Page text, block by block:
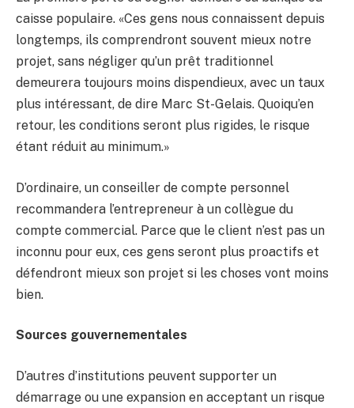
caisse populaire. «Ces gens nous connaissent depuis
longtemps, ils comprendront souvent mieux notre
projet, sans négliger qu’un prêt traditionnel
demeurera toujours moins dispendieux, avec un taux
plus intéressant, de dire Marc St-Gelais. Quoiqu’en
retour, les conditions seront plus rigides, le risque
étant réduit au minimum.»
D’ordinaire, un conseiller de compte personnel
recommandera l’entrepreneur à un collègue du
compte commercial. Parce que le client n’est pas un
inconnu pour eux, ces gens seront plus proactifs et
défendront mieux son projet si les choses vont moins
bien.
Sources gouvernementales
D’autres d’institutions peuvent supporter un
démarrage ou une expansion en acceptant un risque